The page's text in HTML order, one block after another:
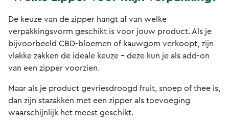
De keuze van de zipper hangt af van welke
verpakkingsvorm geschikt is voor jouw product. Als je
bijvoorbeeld CBD-bloemen of kauwgom verkoopt, zijn
vlakke zakken de ideale keuze - deze kun je als add-on
van een zipper voorzien.
Maar als je product gevriesdroogd fruit, snoep of thee is,
dan zijn stazakken met een zipper als toevoeging
waarschijnlijk het meest geschikt.